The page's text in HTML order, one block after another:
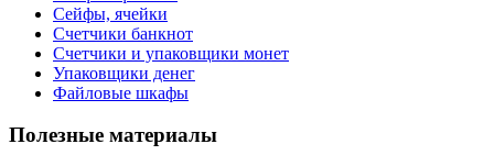
Сейфы, ячейки
Счетчики банкнот
Счетчики и упаковщики монет
Упаковщики денег
Файловые шкафы
Полезные материалы